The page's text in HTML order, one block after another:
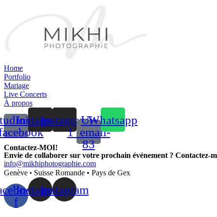
Home
Portfolio
Mariage
Live Concerts
À propos
InstagramInstagramUi-
1_email-
83
Whatsapp
Contactez-MOI!
Envie de collaborer sur votre prochain événement ? Contactez-
info@mikhiphotographie.com
Genève • Suisse Romande • Pays de Gex
f
InstagramInstagram